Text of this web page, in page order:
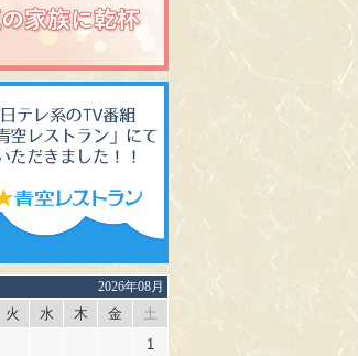
2026年08月
火 水 木 金
土
1